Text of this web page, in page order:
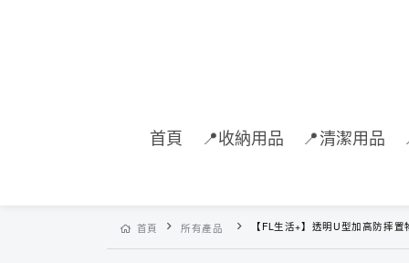
首頁 📍收納用品 📍清潔用品
首頁 所有產品 【FL生活+】透明U型加高防摔置